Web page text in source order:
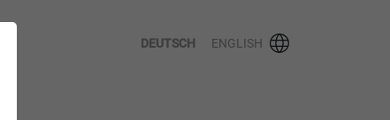
DEUTSCH ENGLISH